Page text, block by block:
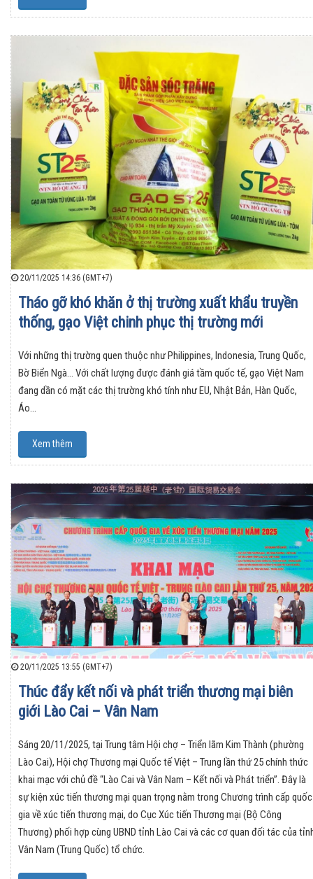
20/11/2025 14:36 (GMT+7)
Tháo gỡ khó khăn ở thị trường xuất khẩu truyền
thống, gạo Việt chinh phục thị trường mới
Với những thị trường quen thuộc như Philippines, Indonesia, Trung Quốc,
Bờ Biển Ngà… Với chất lượng được đánh giá tầm quốc tế, gạo Việt Nam
đang dần có mặt các thị trường khó tính như EU, Nhật Bản, Hàn Quốc,
Áo…
Xem thêm
20/11/2025 13:55 (GMT+7)
Thúc đẩy kết nối và phát triển thương mại biên
giới Lào Cai – Vân Nam
Sáng 20/11/2025, tại Trung tâm Hội chợ – Triển lãm Kim Thành (phường
Lào Cai), Hội chợ Thương mại Quốc tế Việt – Trung lần thứ 25 chính thức
khai mạc với chủ đề “Lào Cai và Vân Nam – Kết nối và Phát triển”. Đây là
sự kiện xúc tiến thương mại quan trọng nằm trong Chương trình cấp quốc
gia về xúc tiến thương mại, do Cục Xúc tiến Thương mại (Bộ Công
Thương) phối hợp cùng UBND tỉnh Lào Cai và các cơ quan đối tác của
Vân Nam (Trung Quốc) tổ chức.